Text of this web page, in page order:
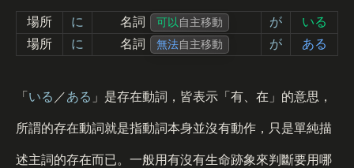
場所 に 名詞 可以自主移動 が
いる
場所
に 名詞 無法自主移動 が ある
「 いる ／ある 」是存在動詞，皆表示「有、在」的意思，
所謂的存在動詞就是指動詞本身並沒有動作，只是單純描
述主詞的存在而已。一般用有沒有生命跡象來判斷要用哪